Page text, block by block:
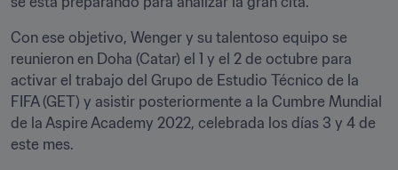
Con ese objetivo, Wenger y su talentoso equipo se
reunieron en Doha (Catar) el 1 y el 2 de octubre para
activar el trabajo del Grupo de Estudio Técnico de la
FIFA (GET) y asistir posteriormente a la Cumbre Mundial
de la Aspire Academy 2022, celebrada los días 3 y 4 de
este mes.